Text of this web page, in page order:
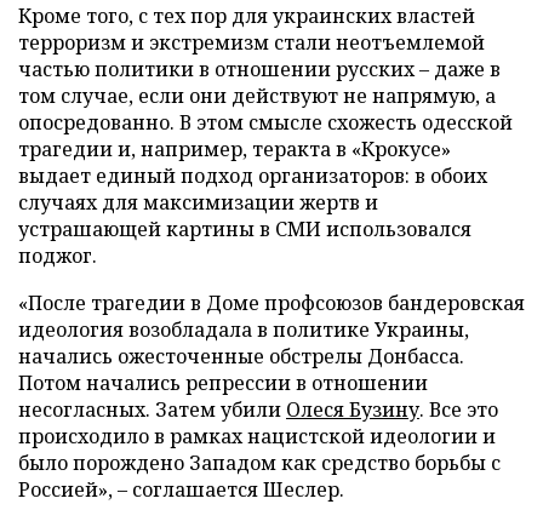
Кроме того, с тех пор для украинских властей
терроризм и экстремизм стали неотъемлемой
частью политики в отношении русских – даже в
том случае, если они действуют не напрямую, а
опосредованно. В этом смысле схожесть одесской
трагедии и, например, теракта в «Крокусе»
выдает единый подход организаторов: в обоих
случаях для максимизации жертв и
устрашающей картины в СМИ использовался
поджог.
«После трагедии в Доме профсоюзов бандеровская
идеология возобладала в политике Украины,
начались ожесточенные обстрелы Донбасса.
Потом начались репрессии в отношении
несогласных. Затем убили Олеся Бузину. Все это
происходило в рамках нацистской идеологии и
было порождено Западом как средство борьбы с
Россией», – соглашается Шеслер.